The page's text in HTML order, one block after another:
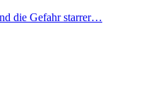
die Gefahr starrer…